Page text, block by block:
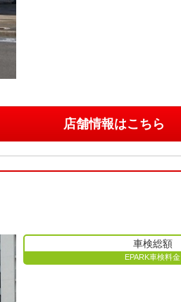
店舗情報はこちら
車検総額
EPARK車検料金